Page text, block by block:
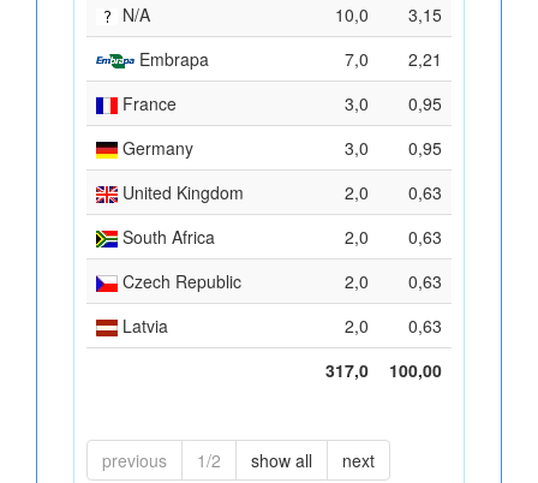
N/A
10,0
3,15
Embrapa
7,0
2,21
France
3,0
0,95
Germany
3,0
0,95
United Kingdom
2,0
0,63
South Africa
2,0
0,63
Czech Republic
2,0
0,63
Latvia
2,0
0,63
317,0
100,00
previous 1/2 show all next